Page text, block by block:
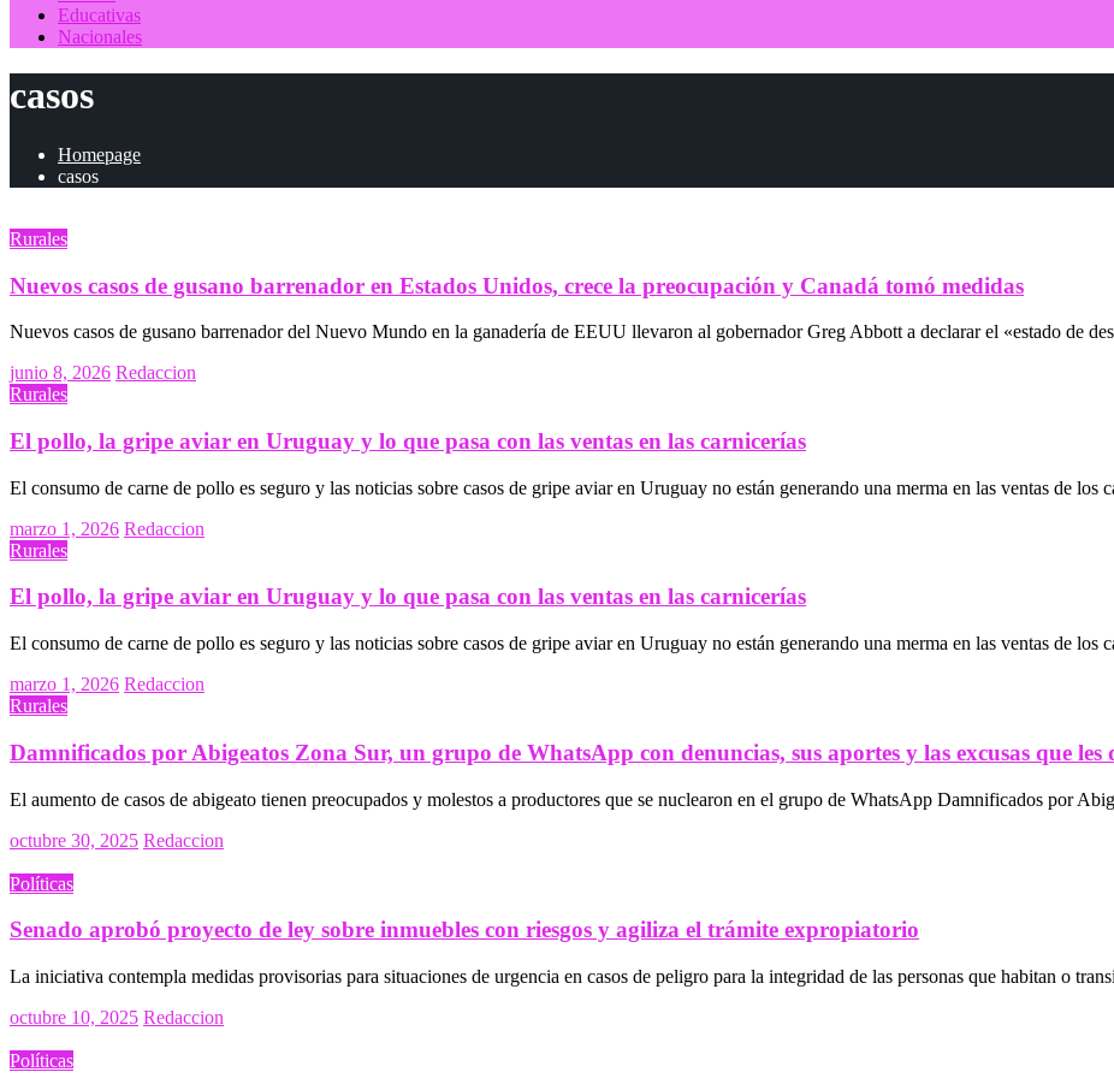
Educativas
Nacionales
casos
Homepage
casos
Rurales
Nuevos casos de gusano barrenador en Estados Unidos, crece la preocupación y Canadá tomó medidas
Nuevos casos de gusano barrenador del Nuevo Mundo en la ganadería de EEUU llevaron al gobernador Greg Abbott a declarar el «estado de
Posted
on
junio 8, 2026 Redaccion
Rurales
El pollo, la gripe aviar en Uruguay y lo que pasa con las ventas en las carnicerías
El consumo de carne de pollo es seguro y las noticias sobre casos de gripe aviar en Uruguay no están generando una merma en las ventas de los
Posted
on
marzo 1, 2026 Redaccion
Rurales
El pollo, la gripe aviar en Uruguay y lo que pasa con las ventas en las carnicerías
El consumo de carne de pollo es seguro y las noticias sobre casos de gripe aviar en Uruguay no están generando una merma en las ventas de los
Posted
on
marzo 1, 2026 Redaccion
Rurales
Damnificados por Abigeatos Zona Sur, un grupo de WhatsApp con denuncias, sus aportes y las excusas que les
El aumento de casos de abigeato tienen preocupados y molestos a productores que se nuclearon en el grupo de WhatsApp Damnificados por
Posted
octubre 30, 2025 Redaccion
Políticas
Senado aprobó proyecto de ley sobre inmuebles con riesgos y agiliza el trámite expropiatorio
La iniciativa contempla medidas provisorias para situaciones de urgencia en casos de peligro para la integridad de las personas que habitan o
Posted
octubre 10, 2025 Redaccion
Políticas